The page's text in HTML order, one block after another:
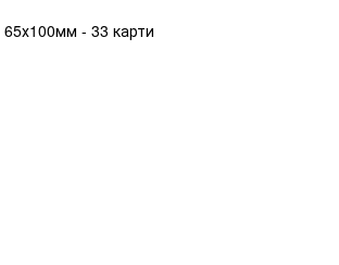
65х100мм - 33 карти